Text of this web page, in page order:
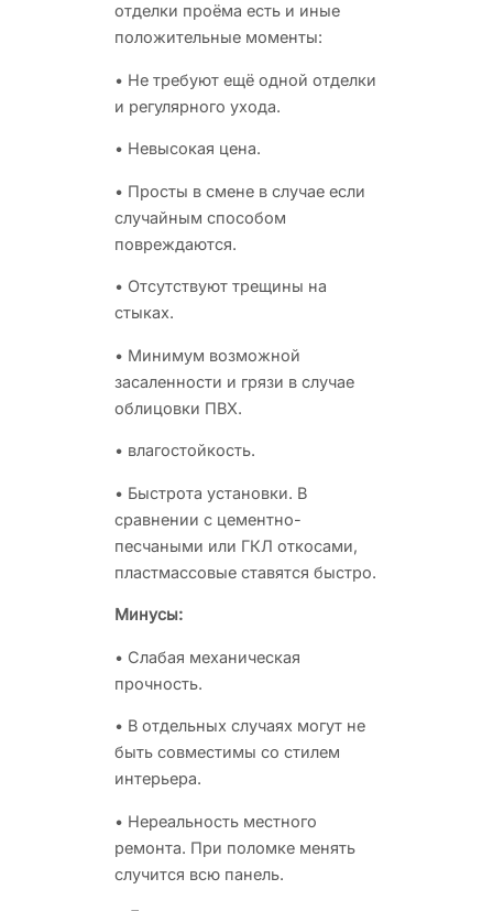
отделки проёма есть и иные
положительные моменты:
• Не требуют ещё одной отделки
и регулярного ухода.
• Невысокая цена.
• Просты в смене в случае если
случайным способом
повреждаются.
• Отсутствуют трещины на
стыках.
• Минимум возможной
засаленности и грязи в случае
облицовки ПВХ.
• влагостойкость.
• Быстрота установки. В
сравнении с цементно-
песчаными или ГКЛ откосами,
пластмассовые ставятся быстро.
Минусы:
• Слабая механическая
прочность.
• В отдельных случаях могут не
быть совместимы со стилем
интерьера.
• Нереальность местного
ремонта. При поломке менять
случится всю панель.